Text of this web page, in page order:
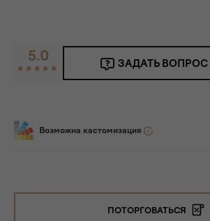
5.0 ЗАДАТЬ
Возможна кастомизация
ПОТОРГОВАТЬСЯ